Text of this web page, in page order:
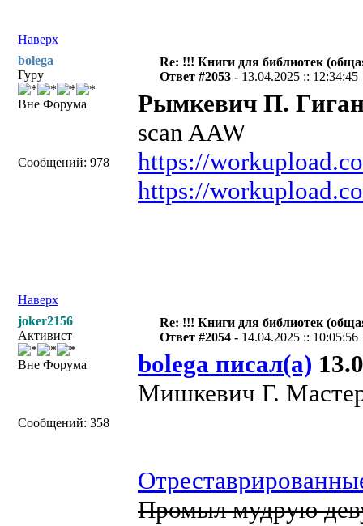
Наверх
bolega
Гуру
Вне Форума
Сообщений: 978
Re: !!! Книги для библиотек
Ответ #2053 - 13.04.2025 :: 12:34:45
Рымкевич П.
scan AAW
https://
https://
Наверх
joker2156
Активист
Вне Форума
Сообщений: 358
Re: !!! Книги для библиотек
Ответ #2054 - 14.04.2025 :: 10:05:56
bolega писал(а)
Мишкевич Г.
Промыл мудрую